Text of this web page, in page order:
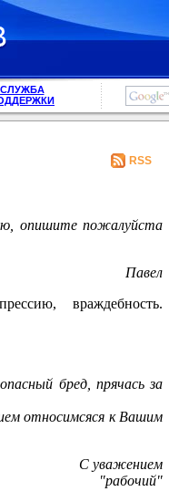
СЛУЖБА
RSS
опишите пожалуйста
Павел
враждебность.
бред, прячась за
относимсяся к Вашим
С уважением
"рабочий"